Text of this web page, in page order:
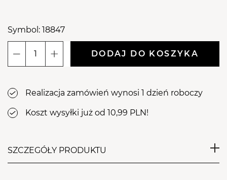
Symbol: 18847
do
kapturków
16mm
DODAJ DO KOSZYKA
Realizacja zamówień wynosi 1 dzień roboczy
Koszt wysyłki już od 10,99 PLN!
SZCZEGÓŁY PRODUKTU